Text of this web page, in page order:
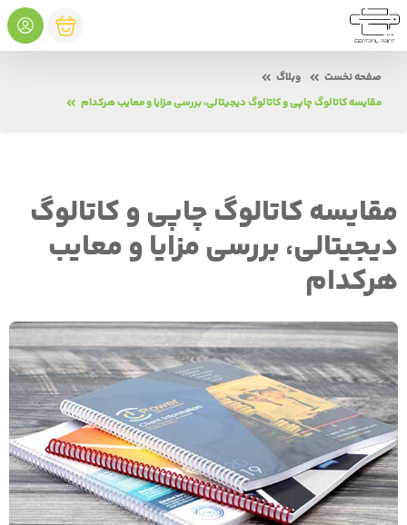
صفحه نخست
وبلاگ
مقایسه کاتالوگ چاپی و کاتالوگ دیجیتالی، بررسی مزایا و معایب هرکدام
مقایسه کاتالوگ چاپی و کاتالوگ
دیجیتالی، بررسی مزایا و معایب
هرکدام